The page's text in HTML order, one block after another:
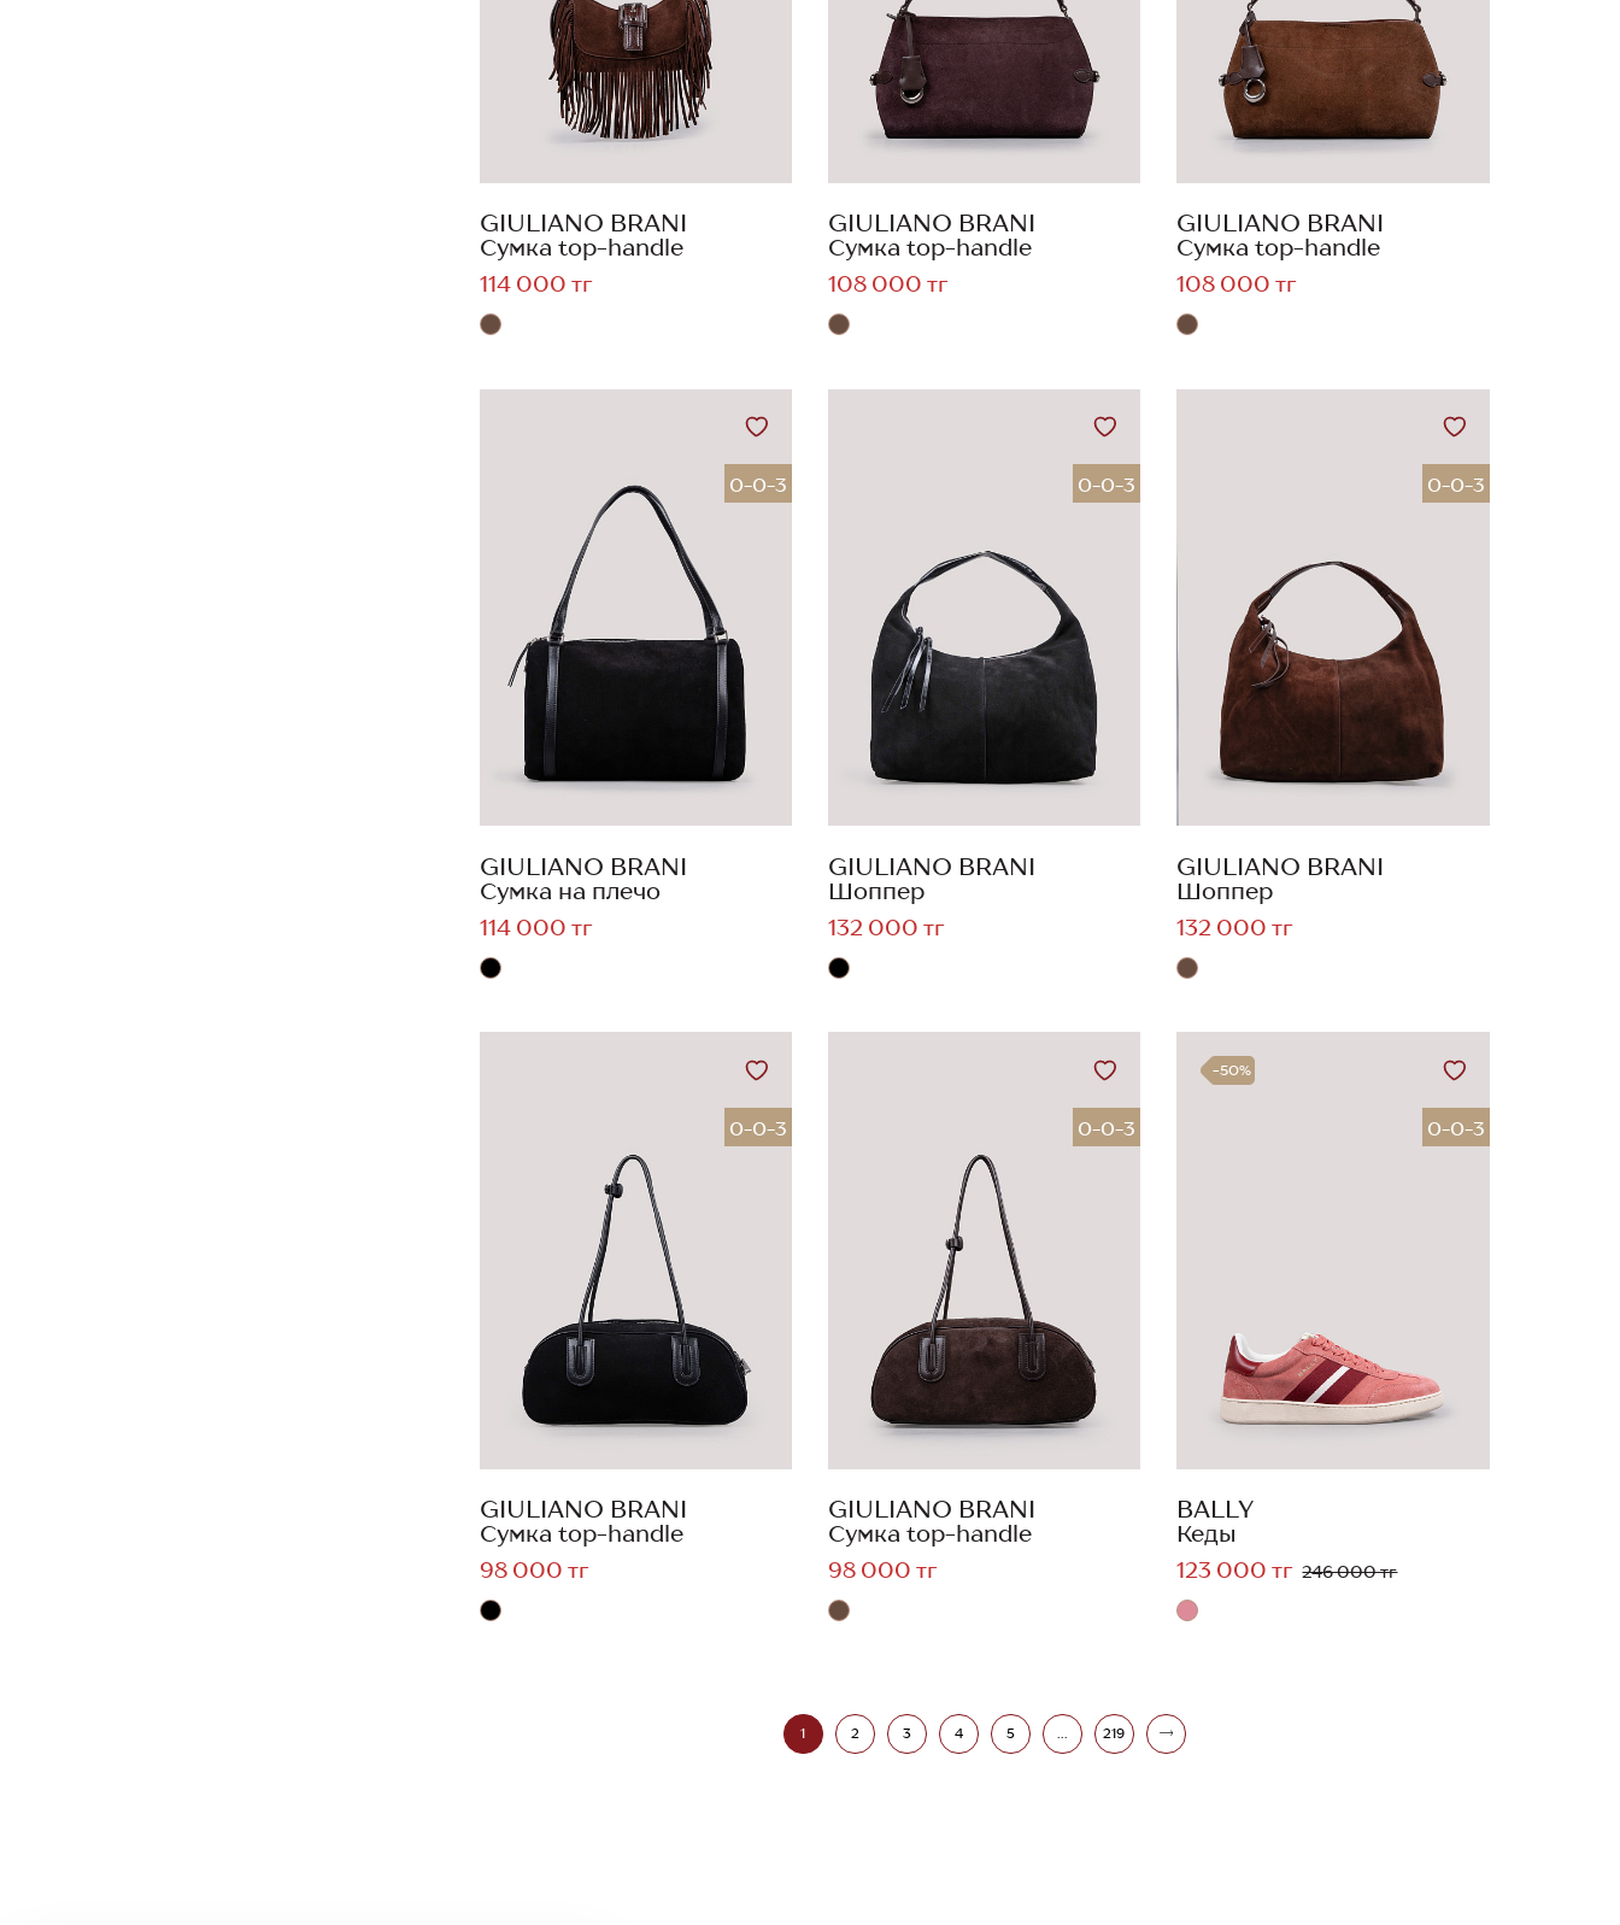
GIULIANO BRANI
Сумка top-handle
114 000 тг
GIULIANO BRANI
Сумка top-handle
108 000 тг
GIULIANO BRANI
Сумка top-handle
108 000 тг
0-0-3
GIULIANO BRANI
Сумка на плечо
114 000 тг
0-0-3
GIULIANO BRANI
Шоппер
132 000 тг
0-0-3
GIULIANO BRANI
Шоппер
132 000 тг
0-0-3
GIULIANO BRANI
Сумка top-handle
98 000 тг
0-0-3
GIULIANO BRANI
Сумка top-handle
98 000 тг
-50%
0-0-3
BALLY
Кеды
123 000 тг 246 000 тг
1 2 3 4 5 219